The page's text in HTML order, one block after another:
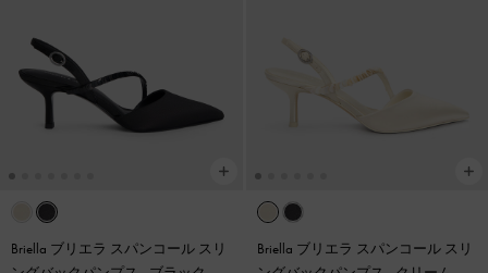
Briella ブリエラ スパンコール スリ
Briella ブリエラ スパンコール スリ